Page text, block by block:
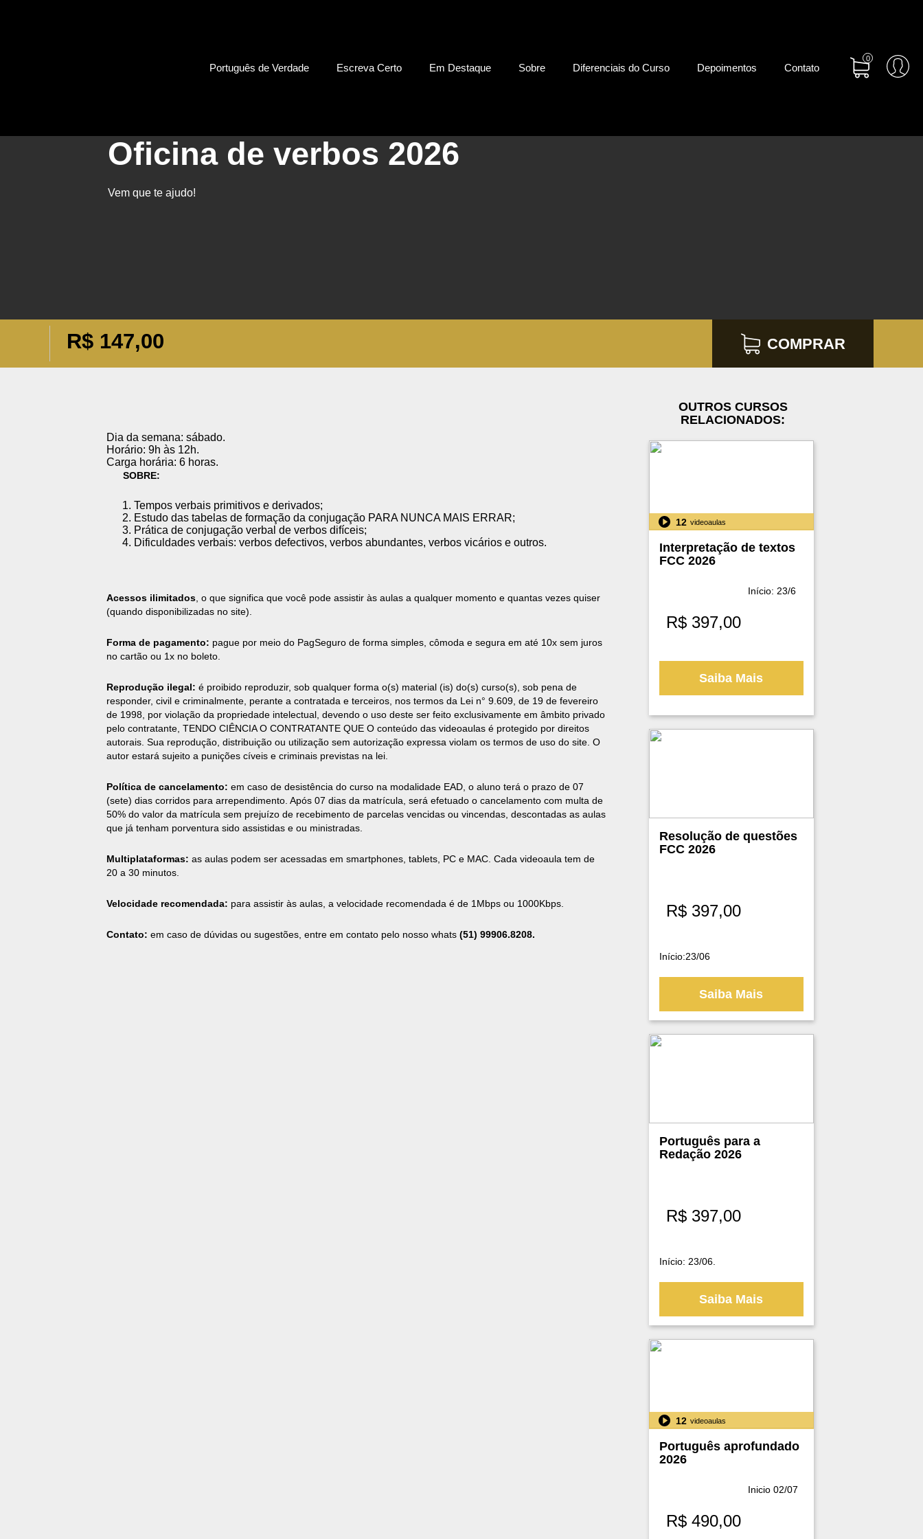
Português de Verdade Escreva Certo Em Destaque Sobre Diferenciais do Curso Depoimentos Contato
0
Oficina de verbos 2026
Vem que te ajudo!
R$ 147,00 COMPRAR
Dia da semana: sábado.
Horário: 9h às 12h.
Carga horária: 6 horas.
SOBRE:
Tempos verbais primitivos e derivados;
Estudo das tabelas de formação da conjugação PARA NUNCA MAIS ERRAR;
Prática de conjugação verbal de verbos difíceis;
Dificuldades verbais: verbos defectivos, verbos abundantes, verbos vicários e outros.
Acessos ilimitados, o que significa que você pode assistir às aulas a qualquer momento e quantas vezes quiser
(quando disponibilizadas no site).
Forma de pagamento: pague por meio do PagSeguro de forma simples, cômoda e segura em até 10x sem juros
no cartão ou 1x no boleto.
Reprodução ilegal: é proibido reproduzir, sob qualquer forma o(s) material (is) do(s) curso(s), sob pena de
responder, civil e criminalmente, perante a contratada e terceiros, nos termos da Lei n° 9.609, de 19 de fevereiro
de 1998, por violação da propriedade intelectual, devendo o uso deste ser feito exclusivamente em âmbito privado
pelo contratante, TENDO CIÊNCIA O CONTRATANTE QUE O conteúdo das videoaulas é protegido por direitos
autorais. Sua reprodução, distribuição ou utilização sem autorização expressa violam os termos de uso do site. O
autor estará sujeito a punições cíveis e criminais previstas na lei.
Política de cancelamento: em caso de desistência do curso na modalidade EAD, o aluno terá o prazo de 07
(sete) dias corridos para arrependimento. Após 07 dias da matrícula, será efetuado o cancelamento com multa de
50% do valor da matrícula sem prejuízo de recebimento de parcelas vencidas ou vincendas, descontadas as aulas
que já tenham porventura sido assistidas e ou ministradas.
Multiplataformas: as aulas podem ser acessadas em smartphones, tablets, PC e MAC. Cada videoaula tem de
20 a 30 minutos.
Velocidade recomendada: para assistir às aulas, a velocidade recomendada é de 1Mbps ou 1000Kbps.
Contato: em caso de dúvidas ou sugestões, entre em contato pelo nosso whats (51) 99906.8208.
OUTROS CURSOS
RELACIONADOS:
12 videoaulas
Interpretação de textos
FCC 2026
R$397,00
Início: 23/6
Saiba Mais
Resolução de questões
FCC 2026
R$397,00
Início:23/06
Saiba Mais
Português para a
Redação 2026
R$397,00
Início: 23/06.
Saiba Mais
12 videoaulas
Português aprofundado
2026
R$490,00
Inicio 02/07